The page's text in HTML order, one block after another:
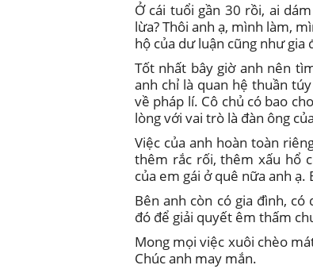
Ở cái tuổi gần 30 rồi, ai
lừa? Thôi anh ạ, mình làm,
hộ của dư luận cũng như gia
Tốt nhất bây giờ anh nên
anh chỉ là quan hệ thuần
về pháp lí. Cô chủ có bao
lòng với vai trò là đàn ông
Việc của anh hoàn toàn
thêm rắc rối, thêm xấu hổ
của em gái ở quê nữa anh
Bên anh còn có gia đình,
đó để giải quyết êm thấm
Mong mọi việc xuôi chèo
Chúc anh may mắn.